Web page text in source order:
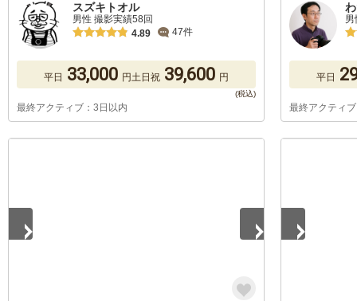
スズキトオル
男性 撮影実績58回
4.89
47件
平日 33,000 円土日祝 39,600 円
最終アクティブ：3日以内
平日
最終アクティ